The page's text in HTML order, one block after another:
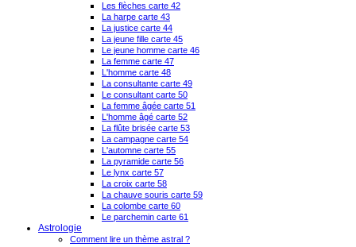
Les flèches carte 42
La harpe carte 43
La justice carte 44
La jeune fille carte 45
Le jeune homme carte 46
La femme carte 47
L'homme carte 48
La consultante carte 49
Le consultant carte 50
La femme âgée carte 51
L'homme âgé carte 52
La flûte brisée carte 53
La campagne carte 54
L'automne carte 55
La pyramide carte 56
Le lynx carte 57
La croix carte 58
La chauve souris carte 59
La colombe carte 60
Le parchemin carte 61
Astrologie
Comment lire un thème astral ?